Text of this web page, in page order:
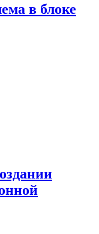
в блоке